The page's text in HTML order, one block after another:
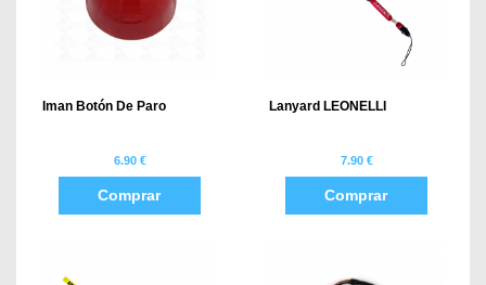
Iman Botón De Paro
6.90 €
Comprar
Lanyard LEONELLI
7.90 €
Comprar